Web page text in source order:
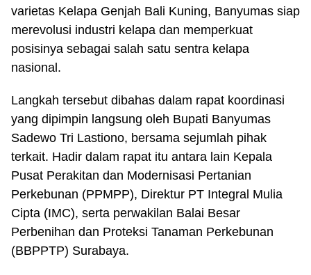
varietas Kelapa Genjah Bali Kuning, Banyumas siap
merevolusi industri kelapa dan memperkuat
posisinya sebagai salah satu sentra kelapa
nasional.
Langkah tersebut dibahas dalam rapat koordinasi
yang dipimpin langsung oleh Bupati Banyumas
Sadewo Tri Lastiono, bersama sejumlah pihak
terkait. Hadir dalam rapat itu antara lain Kepala
Pusat Perakitan dan Modernisasi Pertanian
Perkebunan (PPMPP), Direktur PT Integral Mulia
Cipta (IMC), serta perwakilan Balai Besar
Perbenihan dan Proteksi Tanaman Perkebunan
(BBPPTP) Surabaya.